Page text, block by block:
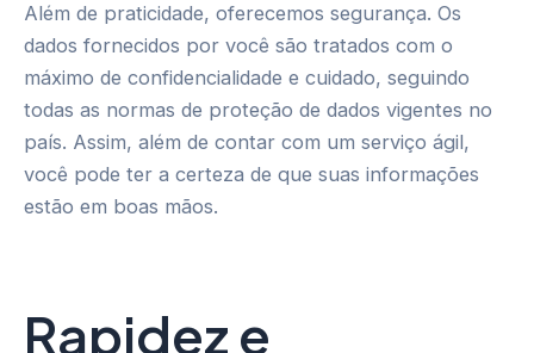
Além de praticidade, oferecemos segurança. Os
dados fornecidos por você são tratados com o
máximo de confidencialidade e cuidado, seguindo
todas as normas de proteção de dados vigentes no
país. Assim, além de contar com um serviço ágil,
você pode ter a certeza de que suas informações
estão em boas mãos.
Rapidez e